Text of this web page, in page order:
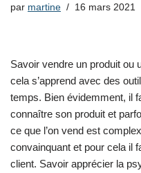
par martine 16 mars 2021
Savoir vendre un produit ou
cela s’apprend avec des
temps. Bien évidemment, il
connaître son produit et
ce que l’on vend est
convainquant et pour cela il
client. Savoir apprécier la